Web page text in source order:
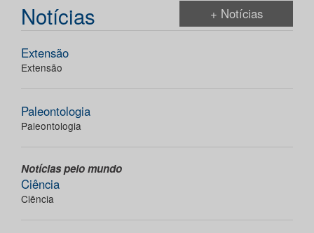
Notícias + Notícias
Extensão
Extensão
Paleontologia
Paleontologia
Notícias pelo mundo
Ciência
Ciência